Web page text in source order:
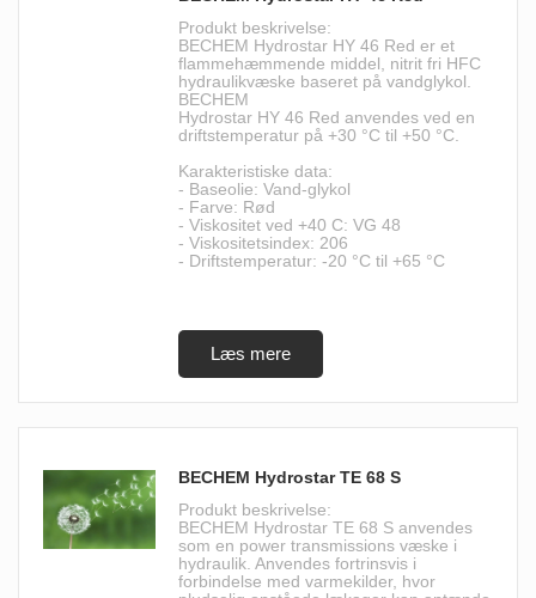
Produkt beskrivelse:
BECHEM Hydrostar HY 46 Red er et
flammehæmmende middel, nitrit fri HFC
hydraulikvæske baseret på vandglykol.
BECHEM
Hydrostar HY 46 Red anvendes ved en
driftstemperatur på +30 °C til +50 °C.
Karakteristiske data:
- Baseolie: Vand-glykol
- Farve: Rød
- Viskositet ved +40 C: VG 48
- Viskositetsindex: 206
- Driftstemperatur: -20 °C til +65 °C
BECHEM Hydrostar TE 68 S
Produkt beskrivelse:
BECHEM Hydrostar TE 68 S anvendes
som en power transmissions væske i
hydraulik. Anvendes fortrinsvis i
forbindelse med varmekilder, hvor